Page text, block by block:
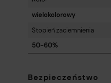
wielokolorowy
Stopień zaciemnienia
50-60%
Bezpieczeństwo